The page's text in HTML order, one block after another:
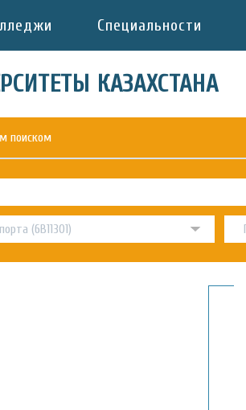
Специальности
КАЗАХСТАНА
поиском